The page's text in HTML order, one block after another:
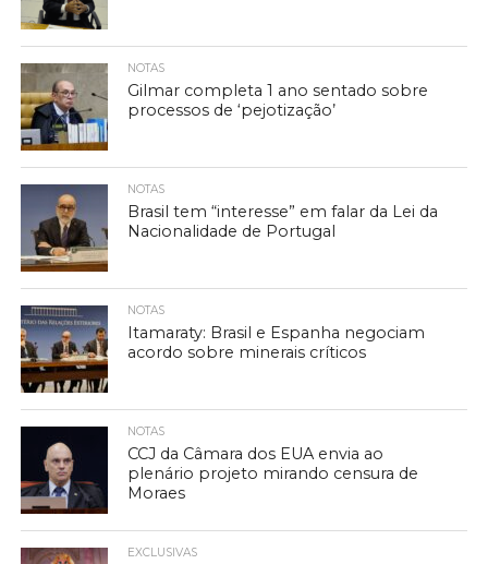
NOTAS
Gilmar completa 1 ano sentado sobre
processos de ‘pejotização’
NOTAS
Brasil tem “interesse” em falar da Lei da
Nacionalidade de Portugal
NOTAS
Itamaraty: Brasil e Espanha negociam
acordo sobre minerais críticos
NOTAS
CCJ da Câmara dos EUA envia ao
plenário projeto mirando censura de
Moraes
EXCLUSIVAS